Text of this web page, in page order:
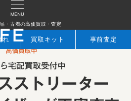
MENU
・古着の高価買取・査定
れ 買取キット 事前査定